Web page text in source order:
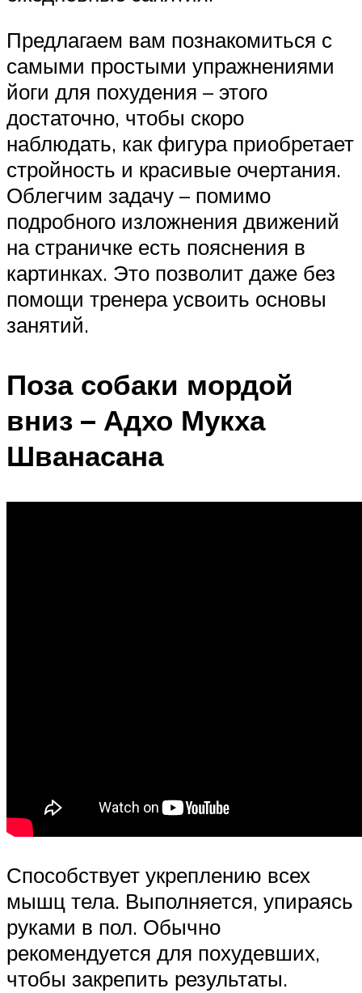
Предлагаем вам познакомиться с
самыми простыми упражнениями
йоги для похудения – этого
достаточно, чтобы скоро
наблюдать, как фигура приобретает
стройность и красивые очертания.
Облегчим задачу – помимо
подробного изложнения движений
на страничке есть пояснения в
картинках. Это позволит даже без
помощи тренера усвоить основы
занятий.
Поза собаки мордой
вниз – Адхо Мукха
Шванасана
Способствует укреплению всех
мышц тела. Выполняется, упираясь
руками в пол. Обычно
рекомендуется для похудевших,
чтобы закрепить результаты.